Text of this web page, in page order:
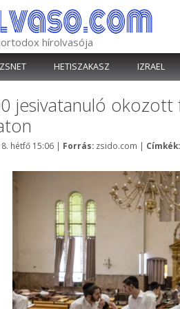
hírolvasója
ZSNET HETISZAKASZ IZRAEL
jesivatanuló
hétfő 15:06 | Forrás: Kategória
zsido.com | Címkék: